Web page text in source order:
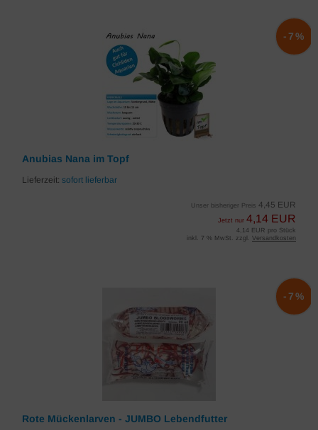
Anubias Nana im Topf
Lieferzeit: sofort lieferbar
Unser bisheriger Preis 4,45 EUR
Jetzt nur 4,14 EUR
-7%
4,14 EUR pro Stück
inkl. 7 % MwSt. zzgl. Versandkosten
Rote Mückenlarven - JUMBO Lebendfutter
-7%